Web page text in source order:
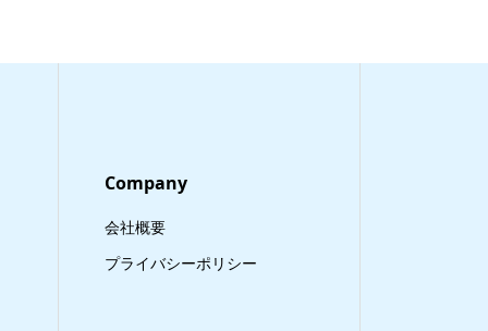
Company
会社概要
プライバシーポリシー